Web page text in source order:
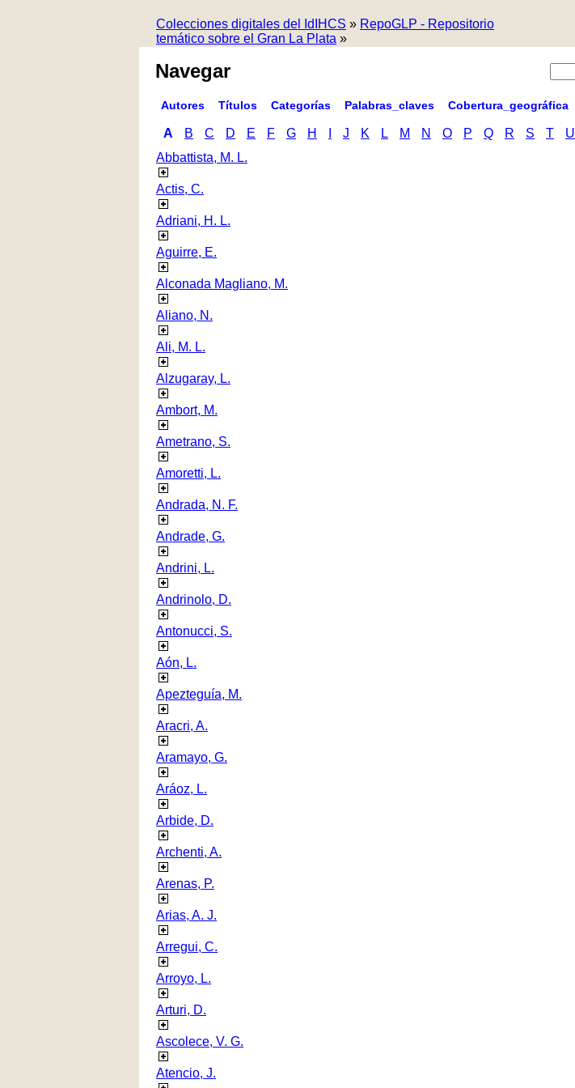
Colecciones digitales del IdIHCS » RepoGLP - Repositorio
temático sobre el Gran La Plata »
Navegar
Autores Títulos Categorías Palabras_claves Cobertura_geográfica
A B C D E F G H J K L M N O P Q R S T U
Abbattista, M. L.
Actis, C.
Adriani, H. L.
Aguirre, E.
Alconada Magliano, M.
Aliano, N.
Ali, M. L.
Alzugaray, L.
Ambort, M.
Ametrano, S.
Amoretti, L.
Andrada, N. F.
Andrade, G.
Andrini, L.
Andrinolo, D.
Antonucci, S.
Aón, L.
Apezteguía, M.
Aracri, A.
Aramayo, G.
Aráoz, L.
Arbide, D.
Archenti, A.
Arenas, P.
Arias, A. J.
Arregui, C.
Arroyo, L.
Arturi, D.
Ascolece, V. G.
Atencio, J.